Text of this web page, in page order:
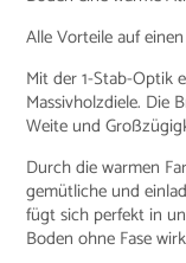
Alle Vorteile auf
Mit der 1-Stab-Optik
Massivholzdiele. Die
Weite und
Durch die warmen
gemütliche und
fügt sich perfekt in
Boden ohne Fase